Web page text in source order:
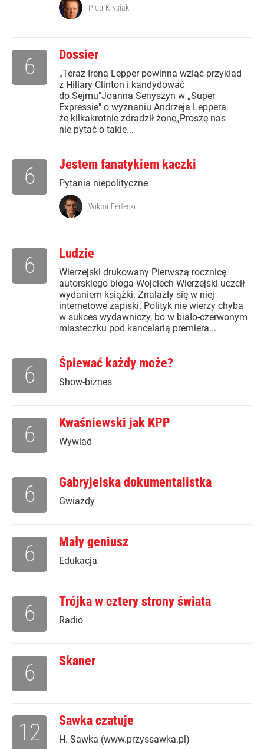
Piotr Krysiak
Dossier
„Teraz Irena Lepper powinna wziąć przykład
z Hillary Clinton i kandydować
do Sejmu"Joanna Senyszyn w „Super
Expressie" o wyznaniu Andrzeja Leppera,
że kilkakrotnie zdradził żonę„Proszę nas
nie pytać o takie...
6
Jestem fanatykiem kaczki
Pytania niepolityczne
6
Wiktor Ferfecki
Ludzie
Wierzejski drukowany Pierwszą rocznicę
autorskiego bloga Wojciech Wierzejski uczcił
wydaniem książki. Znalazły się w niej
internetowe zapiski. Polityk nie wierzy chyba
w sukces wydawniczy, bo w biało-czerwonym
miasteczku pod kancelarią premiera...
6
Śpiewać każdy może?
Show-biznes
6
Kwaśniewski jak KPP
Wywiad
6
Gabryjelska dokumentalistka
Gwiazdy
6
Mały geniusz
Edukacja
6
Trójka w cztery strony świata
Radio
6
Skaner
6
Sawka czatuje
H. Sawka (www.przyssawka.pl)
12